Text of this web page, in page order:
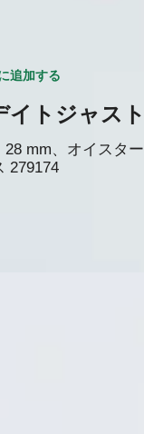
追加する
イトジャスト
28 mm、オイスタ
279174